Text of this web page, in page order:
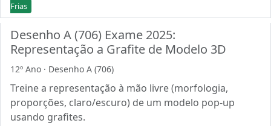
Frias
Desenho A (706) Exame 2025:
Representação a Grafite de Modelo 3D
12º Ano · Desenho A (706)
Treine a representação à mão livre (morfologia,
proporções, claro/escuro) de um modelo pop-up
usando grafites.